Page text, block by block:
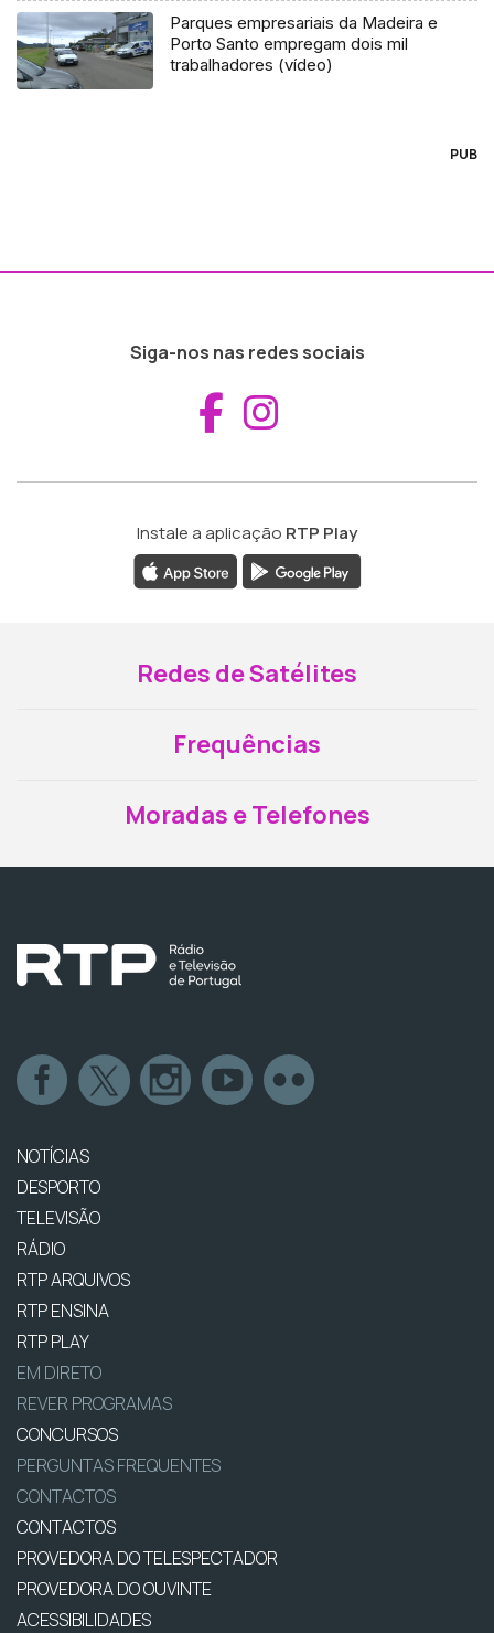
Parques empresariais da Madeira e
Porto Santo empregam dois mil
trabalhadores (vídeo)
PUB
Siga-nos nas redes sociais
Aceder ao
Instale a aplicação RTP Play
Redes de Satélites
Frequências
Moradas e Telefones
NOTÍCIAS
DESPORTO
TELEVISÃO
RÁDIO
RTP ARQUIVOS
RTP ENSINA
RTP PLAY
EM DIRETO
REVER PROGRAMAS
CONCURSOS
PERGUNTAS FREQUENTES
CONTACTOS
CONTACTOS
PROVEDORA DO TELESPECTADOR
PROVEDORA DO OUVINTE
ACESSIBILIDADES